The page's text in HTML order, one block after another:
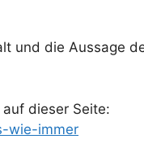
und die Aussage
dieser Seite:
wie-immer